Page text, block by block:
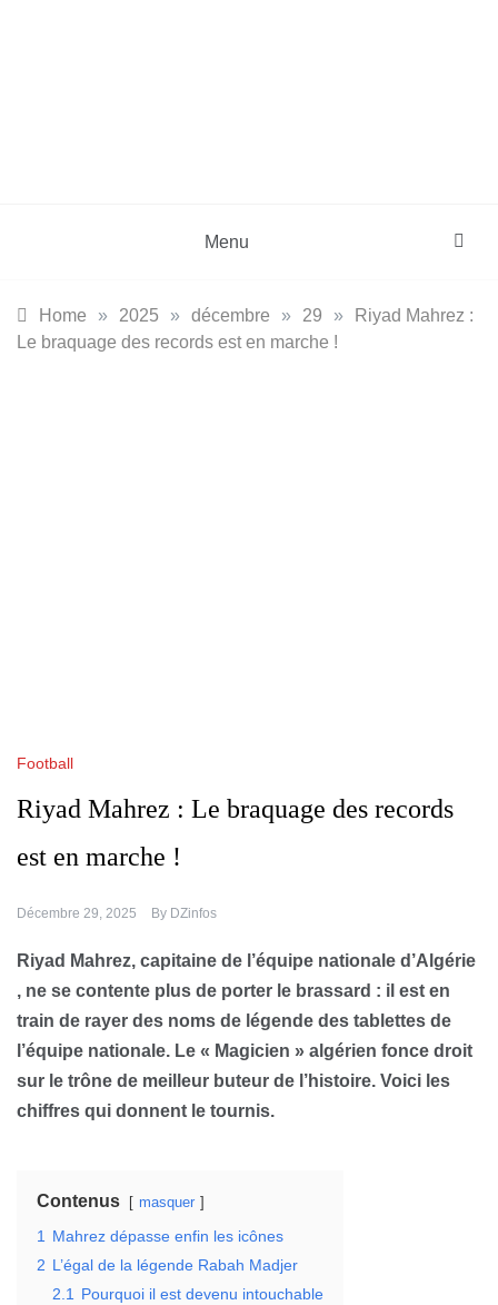
Menu
Home » 2025 » décembre » 29 »
Riyad Mahrez :
Le braquage des records est en marche !
Football
Riyad Mahrez : Le braquage des records
est en marche !
Décembre 29, 2025 By DZinfos
Riyad Mahrez, capitaine de l’équipe nationale d’Algérie
, ne se contente plus de porter le brassard : il est en
train de rayer des noms de légende des tablettes de
l’équipe nationale. Le « Magicien » algérien fonce droit
sur le trône de meilleur buteur de l’histoire. Voici les
chiffres qui donnent le tournis.
Contenus masquer
1 Mahrez dépasse enfin les icônes
2 L’égal de la légende Rabah Madjer
2.1 Pourquoi il est devenu intouchable